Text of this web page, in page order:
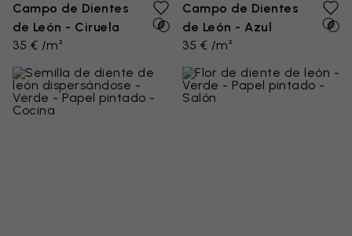
Campo de Dientes
de León - Ciruela
35 € /m²
Campo de Dientes
de León - Azul
35 € /m²